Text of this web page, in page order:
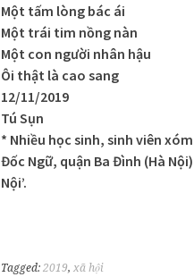
Một tấm lòng bác ái
Một trái tim nồng nàn
Một con người nhân hậu
Ôi thật là cao sang
12/11/2019
Tú Sụn
* Nhiều học sinh, sinh viên
Đốc Ngữ, quận Ba Đình (Hà
Nội’.
Tagged: 2019, xã hội